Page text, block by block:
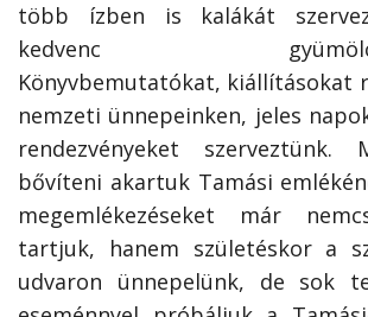
több ízben is kalákát
kedvenc
Könyvbemutatókat, kiállításokat
nemzeti ünnepeinken, jeles
rendezvényeket szerveztünk.
bővíteni akartuk Tamási
megemlékezéseket már
tartjuk, hanem születéskor a
udvaron ünnepelünk, de sok